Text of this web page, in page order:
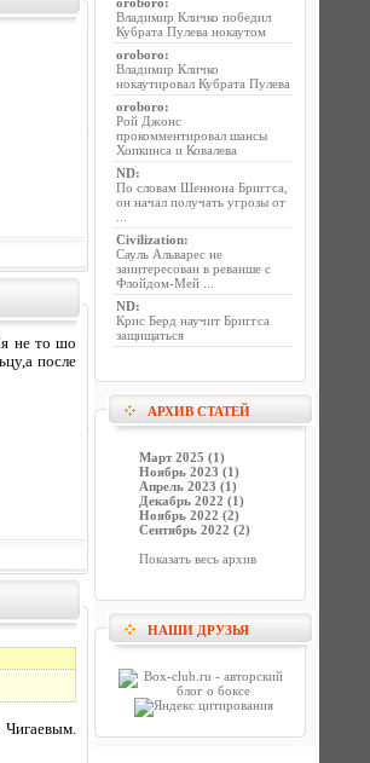
не то шо
после
Чигаевым.
Владимир Кличко победил
Кубрата Пулева нокаутом
oroboro:
Владимир Кличко
нокаутировал Кубрата Пулева
oroboro:
Рой Джонс
прокомментировал шансы
Хопкинса и Ковалева
ND:
По словам Шеннона Бриггса,
он начал получать угрозы от
Civilization:
Сауль Альварес не
заинтересован в реванше с
Флойдом-Мей ...
ND:
Крис Берд научит Бриггса
защищаться
АРХИВ СТАТЕЙ
Март 2025 (1)
Ноябрь 2023 (1)
Апрель 2023 (1)
Декабрь 2022 (1)
Ноябрь 2022 (2)
Сентябрь 2022 (2)
Показать весь архив
НАШИ ДРУЗЬЯ